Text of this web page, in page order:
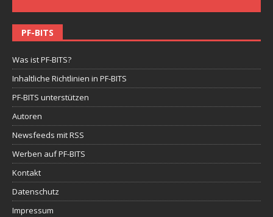
PF-BITS
Was ist PF-BITS?
Inhaltliche Richtlinien in PF-BITS
PF-BITS unterstützen
Autoren
Newsfeeds mit RSS
Werben auf PF-BITS
Kontakt
Datenschutz
Impressum